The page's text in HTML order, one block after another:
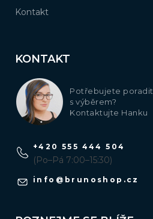
Kontakt
KONTAKT
Potřebujete poradit
s výběrem?
Kontaktujte Hanku
info @ brunoshop.cz
+420 555 444 504
(Po–Pá 7:00–15:30)